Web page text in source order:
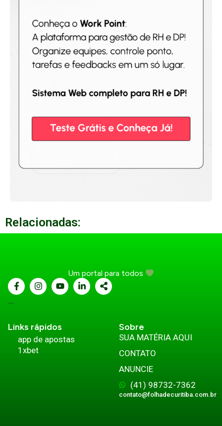
Relacionadas:
Um portal para todos
...
Links rápidos
app de apostas
1xbet
Sobre
SUA MATÉRIA AQUI
CONTATO
ANUNCIE
(41) 98732-7362
contato@folhadecuritiba.com.br